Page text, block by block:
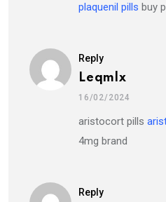
plaquenil pills buy
Reply
Leqmlx
16/02/2024
aristocort pills
4mg brand
Reply